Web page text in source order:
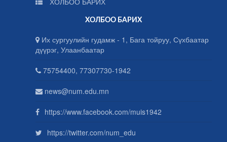
ХОЛБОО БАРИХ
Их сургуулийн гудамж - 1, Бага тойруу, Сүхбаатар
дүүрэг, Улаанбаатар
75754400, 77307730-1942
news@num.edu.mn
https://www.facebook.com/muis1942
https://twitter.com/num_edu